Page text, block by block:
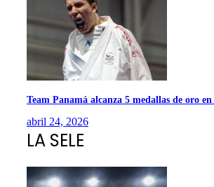
Team Panamá alcanza 5 medallas de oro en
abril 24, 2026
LA SELE